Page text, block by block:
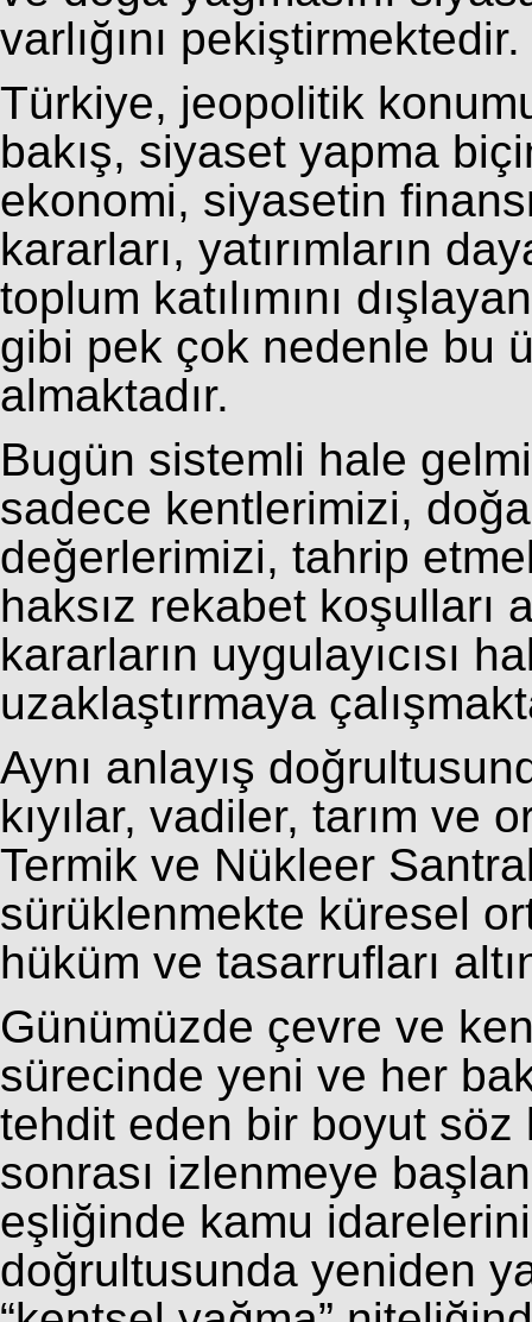
varlığını pekiştirmektedir.
Türkiye, jeopolitik
bakış, siyaset yapma
ekonomi, siyasetin
kararları, yatırımların
toplum katılımını
gibi pek çok nedenle bu
almaktadır.
Bugün sistemli hale
sadece kentlerimizi,
değerlerimizi, tahrip
haksız rekabet koşulları
kararların uygulayıcısı
uzaklaştırmaya
Aynı anlayış
kıyılar, vadiler, tarım ve
Termik ve Nükleer
sürüklenmekte küresel
hüküm ve tasarrufları
Günümüzde çevre ve
sürecinde yeni ve her
tehdit eden bir boyut
sonrası izlenmeye
eşliğinde kamu
doğrultusunda yeniden